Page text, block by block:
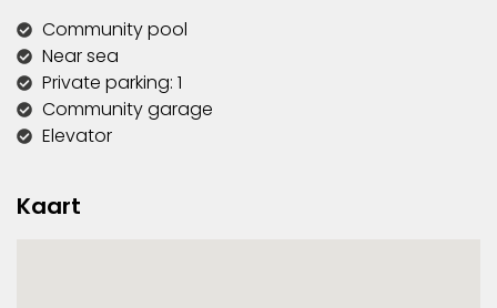
Community pool
Near sea
Private parking: 1
Community garage
Elevator
Kaart